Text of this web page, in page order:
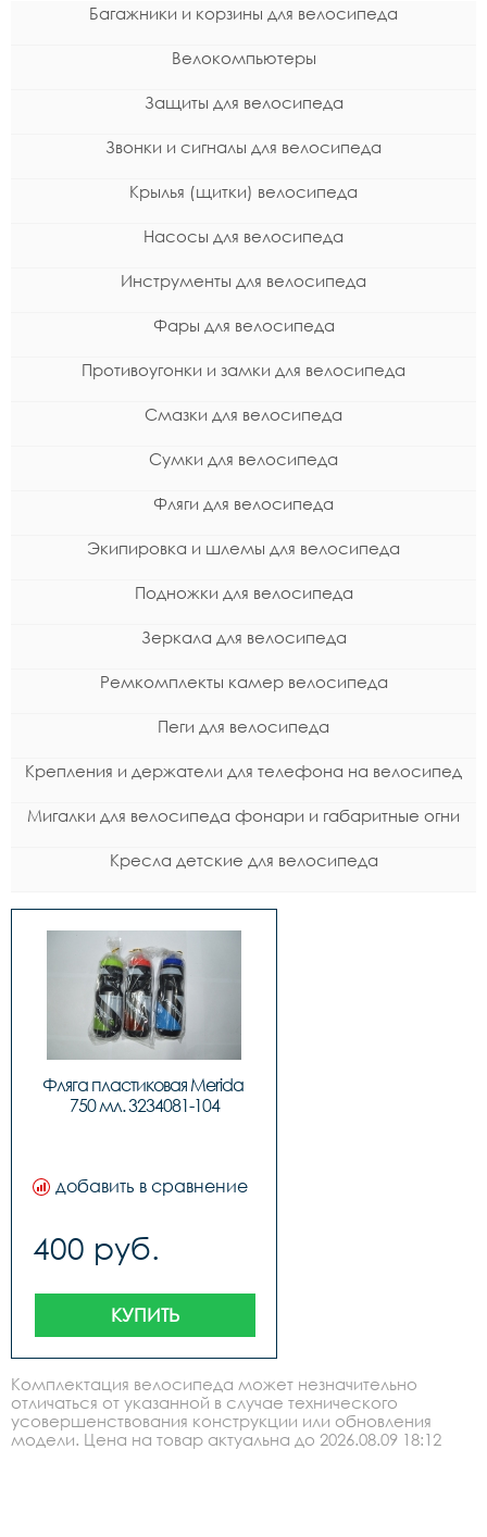
Багажники и корзины для велосипеда
Велокомпьютеры
Защиты для велосипеда
Звонки и сигналы для велосипеда
Крылья (щитки) велосипеда
Насосы для велосипеда
Инструменты для велосипеда
Фары для велосипеда
Противоугонки и замки для велосипеда
Смазки для велосипеда
Сумки для велосипеда
Фляги для велосипеда
Экипировка и шлемы для велосипеда
Подножки для велосипеда
Зеркала для велосипеда
Ремкомплекты камер велосипеда
Пеги для велосипеда
Крепления и держатели для телефона на велосипед
Мигалки для велосипеда фонари и габаритные огни
Кресла детские для велосипеда
Фляга пластиковая Merida
750 мл. 3234081-104
добавить в сравнение
400 руб.
КУПИТЬ
Комплектация велосипеда может незначительно
отличаться от указанной в случае технического
усовершенствования конструкции или обновления
модели. Цена на товар актуальна до 2026.08.09 18:12